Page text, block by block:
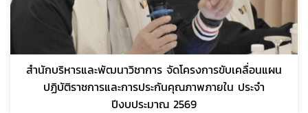
สำนักบริหารและพัฒนาวิชาการ จัดโครงการขับเคลื่อนแผน
ปฏิบัติราชการและการประกันคุณภาพภายใน ประจำ
ปีงบประมาณ 2569